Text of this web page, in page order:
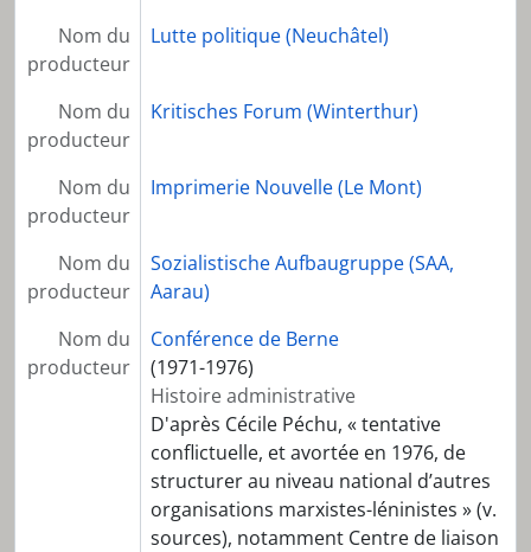
Nom du
producteur
Lutte politique (Neuchâtel)
Nom du
producteur
Kritisches Forum (Winterthur)
Nom du
producteur
Imprimerie Nouvelle (Le Mont)
Nom du
producteur
Sozialistische Aufbaugruppe (SAA,
Aarau)
Nom du
producteur
Conférence de Berne
(1971-1976)
Histoire administrative
D'après Cécile Péchu, « tentative
conflictuelle, et avortée en 1976, de
structurer au niveau national d’autres
organisations marxistes-léninistes » (v.
sources), notamment Centre de liaison